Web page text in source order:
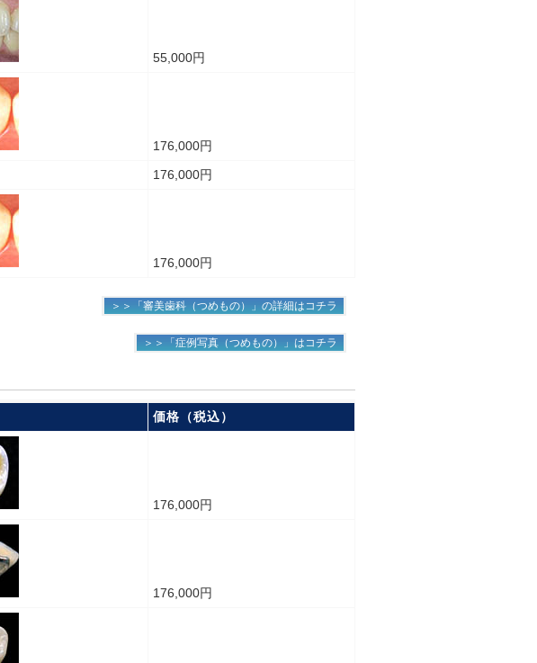
55,000円
176,000円
176,000円
176,000円
＞＞「審美歯科（つめもの）」の詳細はコチラ
＞＞「症例写真（つめもの）」はコチラ
価格（税込）
176,000円
176,000円